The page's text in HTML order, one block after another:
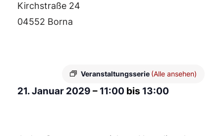
Kirchstraße 24
04552 Borna
Veranstaltungsserie (Alle ansehen)
21. Januar 2029 – 11:00 bis 13:00